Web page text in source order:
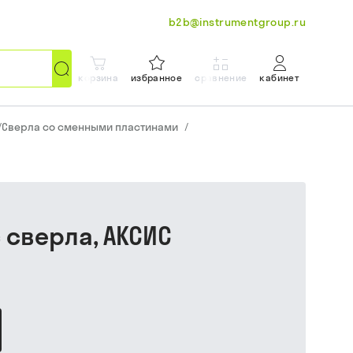
b2b@instrumentgroup.ru
корзина избранное сравнение кабинет
Сверла со сменными пластинами /
сверла, АКСИС